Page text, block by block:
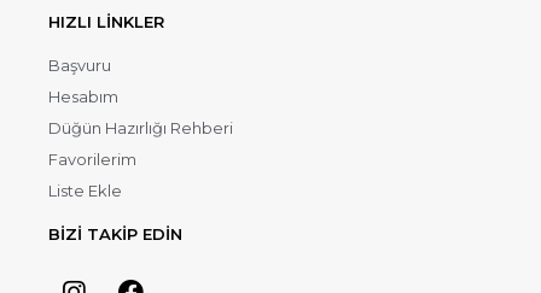
HIZLI LİNKLER
Başvuru
Hesabım
Düğün Hazırlığı Rehberi
Favorilerim
Liste Ekle
BİZİ TAKİP EDİN